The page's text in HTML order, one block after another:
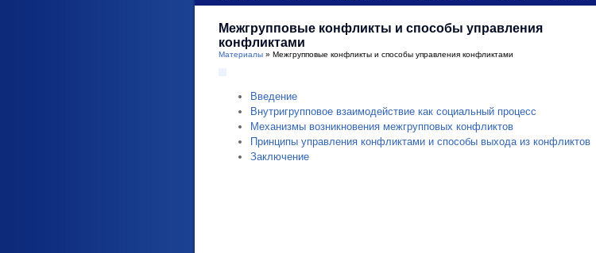
Межгрупповые конфликты и способы управления
конфликтами
Материалы» Межгрупповые конфликты и способы управления конфликтами
Введение
Внутригрупповое взаимодействие как социальный процесс
Механизмы возникновения межгрупповых конфликтов
Принципы управления конфликтами и способы выхода из конфликтов
Заключение